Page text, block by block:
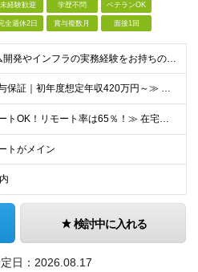
未経験歓迎 学歴不問 ベテランOK
全週休2日 賞与複数月 面接1回
■システム開発やインフラの実務経験をお持ちの方（言語・工程・年数不問） ■学歴不問 ┗システムサポートや運用保守・テスターなど幅広い経験の方も歓迎します！ ┗独学や実務未経験者といった方からの応募も歓
≪前職給与保証｜初年度想定年収420万円～≫ 月給35万円以上＋決算賞与＋交通費 ※スキル・経験を考慮の上、優遇します ※上記月給には固定残業代月20時間分(4万5000円以上)を含みます。超過し
フルリモートOK！リモート率は65％！≫ 在宅勤務または東京・神奈川・埼玉・千葉のお客様先での勤務 ■本社 東京都港区芝2-22-15 STKビル 1F (変更の範囲)上記を除く当社関連勤務地
トがメイン
検討中に入れる
日： 2026.08.17